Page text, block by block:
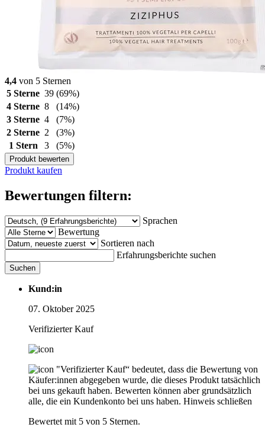
4,4 von 5 Sternen
5 Sterne 39 (69%)
4 Sterne 8
(14%)
3 Sterne 4
(7%)
2 Sterne 2
(3%)
1 Stern
3 (5%)
Produkt bewerten
Produkt kaufen
Bewertungen filtern:
Sprachen
Bewertung
Sortieren nach
Erfahrungsberichte suchen
Suchen
Kund:in
07. Oktober 2025
Verifizierter Kauf
"Verifizierter Kauf“ bedeutet, dass die Bewertung von
Käufer:innen abgegeben wurde, die dieses Produkt tatsächlich
bei uns gekauft haben. Bewerten können aber grundsätzlich
alle, die ein Kundenkonto bei uns haben. Hinweis schließen
Bewertet mit 5 von 5 Sternen.